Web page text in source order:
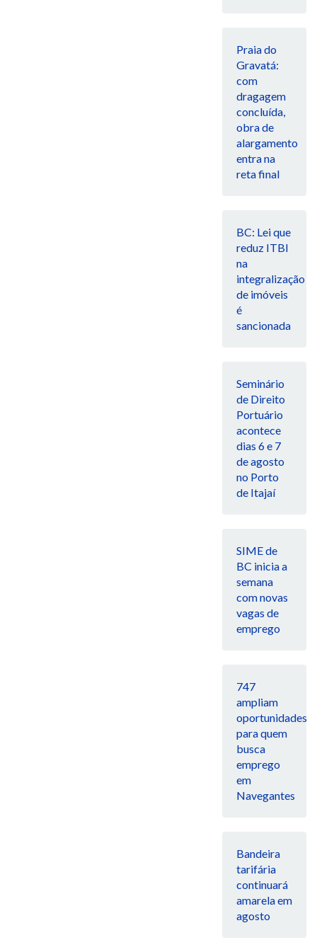
Praia do
Gravatá:
com
dragagem
concluída,
obra de
alargamento
entra na
reta final
BC: Lei que
reduz ITBI
na
integralização
de imóveis
é
sancionada
Seminário
de Direito
Portuário
acontece
dias 6 e 7
de agosto
no Porto
de Itajaí
SIME de
BC inicia a
semana
com novas
vagas de
emprego
747
ampliam
oportunidades
para quem
busca
emprego
em
Navegantes
Bandeira
tarifária
continuará
amarela em
agosto